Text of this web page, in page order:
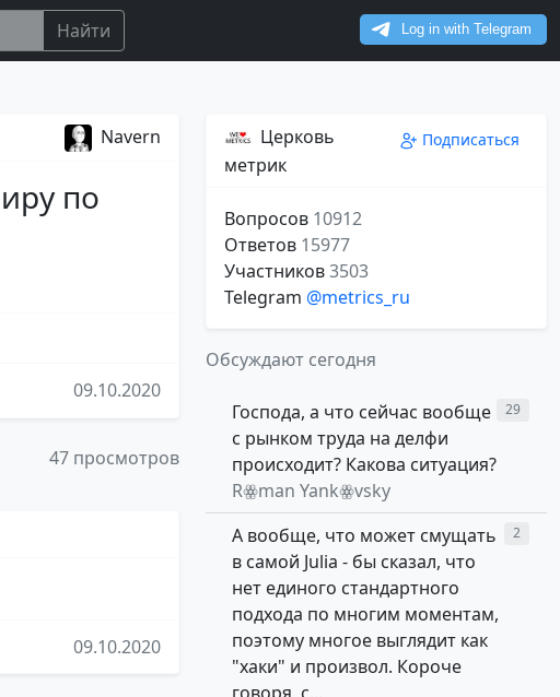
Найти
Navern
по
09.10.2020
47 просмотров
09.10.2020
Церковь
метрик
Подписаться
Вопросов 10912
Ответов 15977
Участников3503
Telegram @metrics_ru
Обсуждают сегодня
Господа, а что сейчас вообще
с рынком труда на делфи
происходит? Какова ситуация?
Rꙮman Yankꙮvsky
29
А вообще, что может смущать
в самой Julia - бы сказал, что
нет единого стандартного
подхода по многим моментам,
поэтому многое выглядит как
"хаки" и произвол. Короче
2